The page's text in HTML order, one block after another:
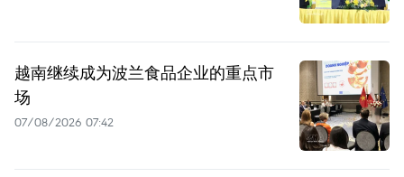
越南继续成为波兰食品企业的重点市
场
07/08/2026 07:42